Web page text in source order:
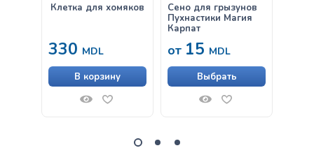
Клетка для хомяков
330 MDL
В корзину
Сено для грызунов
Пухнастики Магия
Карпат
от 15 MDL
Выбрать